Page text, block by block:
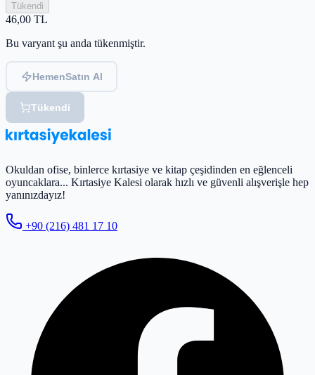
Tükendi
46,00 TL
Bu varyant şu anda tükenmiştir.
HemenSatın Al
Tükendi
Okuldan ofise, binlerce kırtasiye ve kitap çeşidinden en eğlenceli
oyuncaklara... Kırtasiye Kalesi olarak hızlı ve güvenli alışverişle hep
yanınızdayız!
+90 (216) 481 17 10